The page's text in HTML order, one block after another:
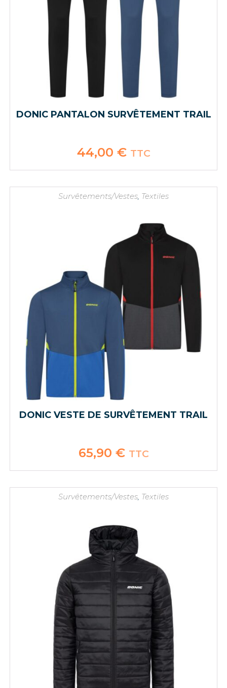
DONIC PANTALON SURVÊTEMENT TRAIL
44,00 € TTC
Survêtements/Vestes, Textiles
DONIC VESTE DE SURVÊTEMENT TRAIL
65,90 € TTC
Survêtements/Vestes, Textiles